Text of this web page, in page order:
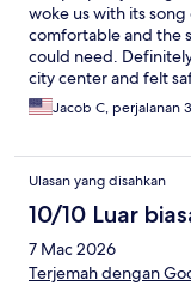
woke us with its
comfortable and the
could need.
city center and felt
sure!Jacob C, perjalanan
Ulasan yang disahkan
10/10 Luar
7 Mac 2026
Terjemah dengan